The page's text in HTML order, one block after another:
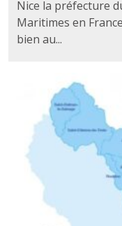
Nice la préfecture
Maritimes en
bien au...